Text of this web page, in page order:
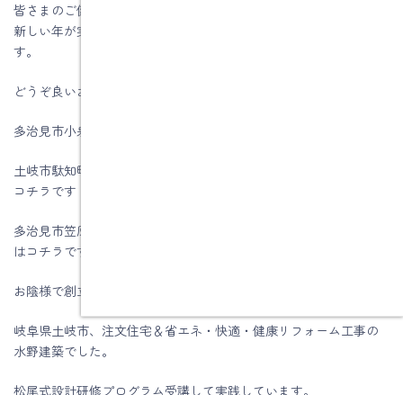
皆さまのご健康とご多幸を心よりお祈り申し上げますとともに、
新しい年が実り多く、穏やかな一年となりますよう願っておりま
す。
どうぞ良いお年をお迎えください。
多治見市小泉町Ｍさま邸の声はコチラです
土岐市駄知町Ｔ様邸性能向上リノベーション工事のお客様の声は
コチラです
多治見市笠原町Ｋ様邸性能向上リノベーション工事のお客様の声
はコチラです
お陰様で創立60周年を迎える事が出来ました。
岐阜県土岐市、注文住宅＆省エネ・快適・健康リフォーム工事の
水野建築でした。
松尾式設計研修プログラム受講して実践しています。